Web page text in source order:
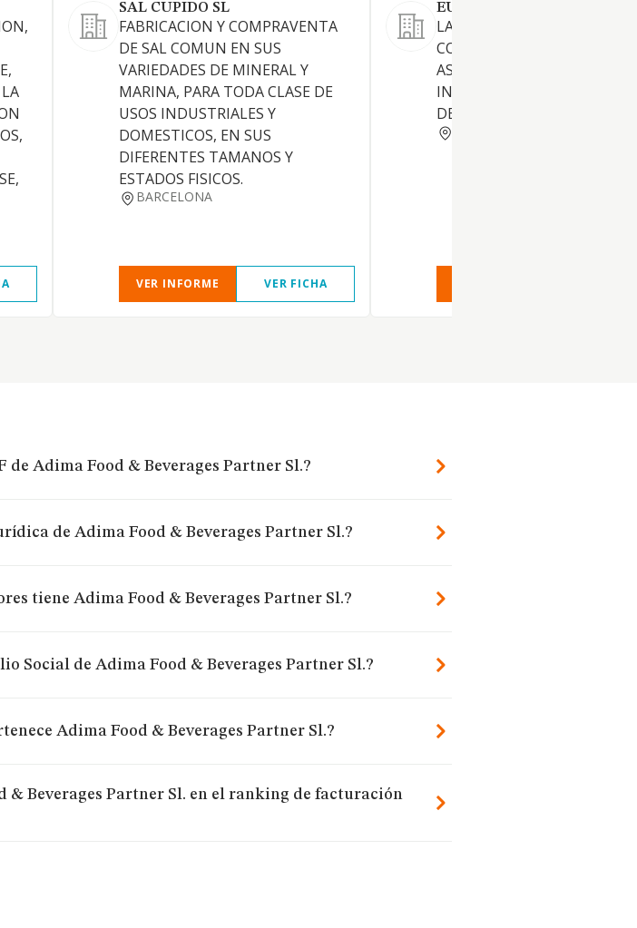
SAL CUPIDO SL
FABRICACION Y COMPRAVENTA
DE SAL COMUN EN SUS
VARIEDADES DE MINERAL Y
MARINA, PARA TODA CLASE DE
USOS INDUSTRIALES Y
DOMESTICOS, EN SUS
DIFERENTES TAMANOS Y
ESTADOS FISICOS.
BARCELONA
VER INFORME VER FICHA
EUROCOMPLY GROUP S.L.
LA DISTRIBUCION DE
COMPLEMENTOS
ASI COMO LA
INTERMEDIACION POR
DE SUS FABRICANTES
de Adima Food & Beverages Partner Sl.?
de Adima Food & Beverages Partner Sl.?
tiene Adima Food & Beverages Partner Sl.?
Social de Adima Food & Beverages Partner Sl.?
Adima Food & Beverages Partner Sl.?
& Beverages Partner Sl. en el ranking de facturación